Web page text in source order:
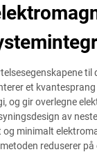
et
og gir overlegne
av
minimalt
reduserer på